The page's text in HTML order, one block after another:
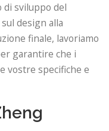
sviluppo del
design alla
finale, lavoriamo
garantire che i
vostre specifiche e